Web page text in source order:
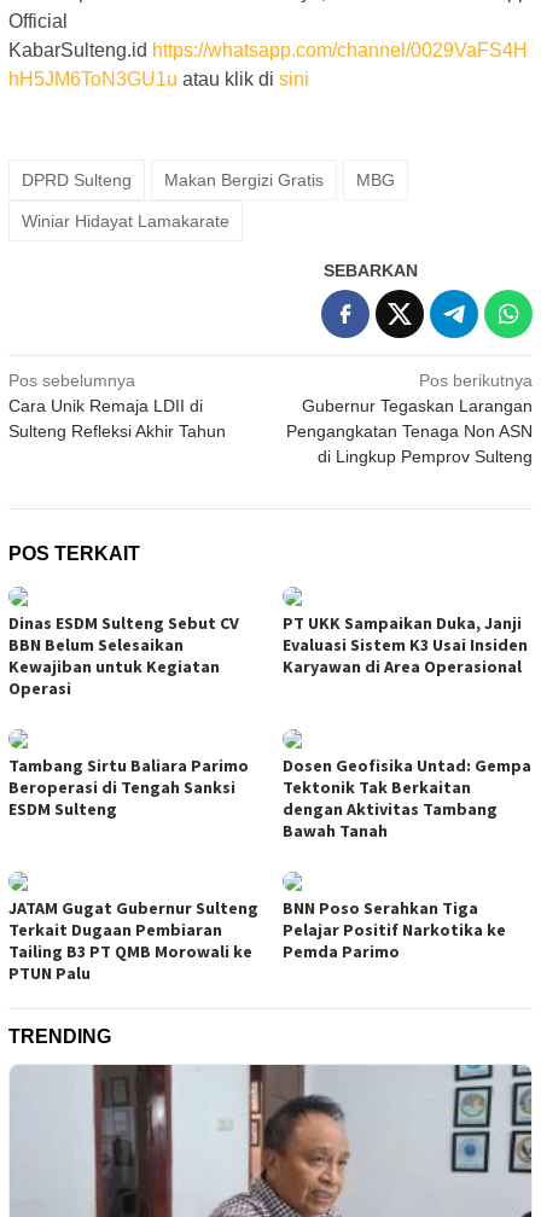
Official
KabarSulteng.id https://whatsapp.com/channel/0029VaFS4H
hH5JM6ToN3GU1u atau klik di sini
DPRD Sulteng Makan Bergizi Gratis MBG
Winiar Hidayat Lamakarate
SEBARKAN
Navigasi
pos
Pos sebelumnya
Cara Unik Remaja LDII di
Sulteng Refleksi Akhir Tahun
Pos berikutnya
Gubernur Tegaskan Larangan
Pengangkatan Tenaga Non ASN
di Lingkup Pemprov Sulteng
POS TERKAIT
Dinas ESDM Sulteng Sebut CV
BBN Belum Selesaikan
Kewajiban untuk Kegiatan
Operasi
PT UKK Sampaikan Duka, Janji
Evaluasi Sistem K3 Usai Insiden
Karyawan di Area Operasional
Tambang Sirtu Baliara Parimo
Beroperasi di Tengah Sanksi
ESDM Sulteng
Dosen Geofisika Untad: Gempa
Tektonik Tak Berkaitan
dengan Aktivitas Tambang
Bawah Tanah
JATAM Gugat Gubernur Sulteng
Terkait Dugaan Pembiaran
Tailing B3 PT QMB Morowali ke
PTUN Palu
BNN Poso Serahkan Tiga
Pelajar Positif Narkotika ke
Pemda Parimo
TRENDING